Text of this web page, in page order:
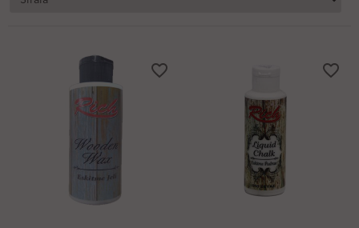
favorite_border favorite_border